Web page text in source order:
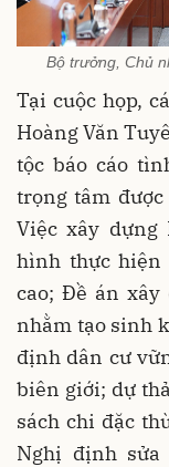
Bộ trưởng, Chủ
Tại cuộc họp,
Hoàng Văn
tộc báo cáo
trọng tâm được
Việc xây dựng
hình thực
cao; Đề án xây
nhằm tạo sinh
định dân cư
biên giới; dự
sách chi đặc
Nghị định sửa